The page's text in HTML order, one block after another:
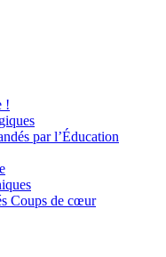
!
par l’Éducation
Coups de cœur